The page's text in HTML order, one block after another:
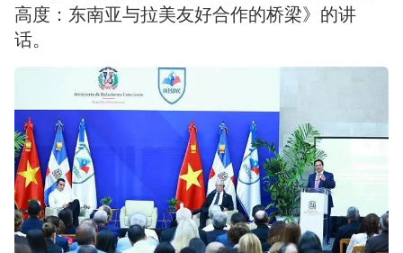
高度：东南亚与拉美友好合作的桥梁》的讲
话。